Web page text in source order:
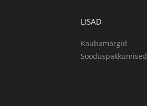
LISAD
Kaubamärgid
Sooduspakkumised